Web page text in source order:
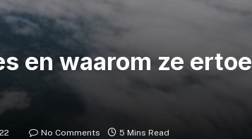
en waarom ze ertoe
No Comments 5 Mins Read